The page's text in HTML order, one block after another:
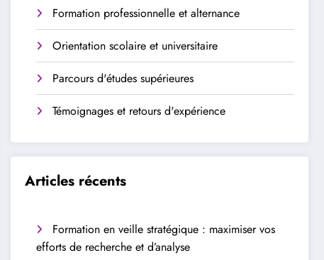
Formation professionnelle et alternance
Orientation scolaire et universitaire
Parcours d'études supérieures
Témoignages et retours d'expérience
Articles récents
Formation en veille stratégique : maximiser vos
efforts de recherche et d’analyse